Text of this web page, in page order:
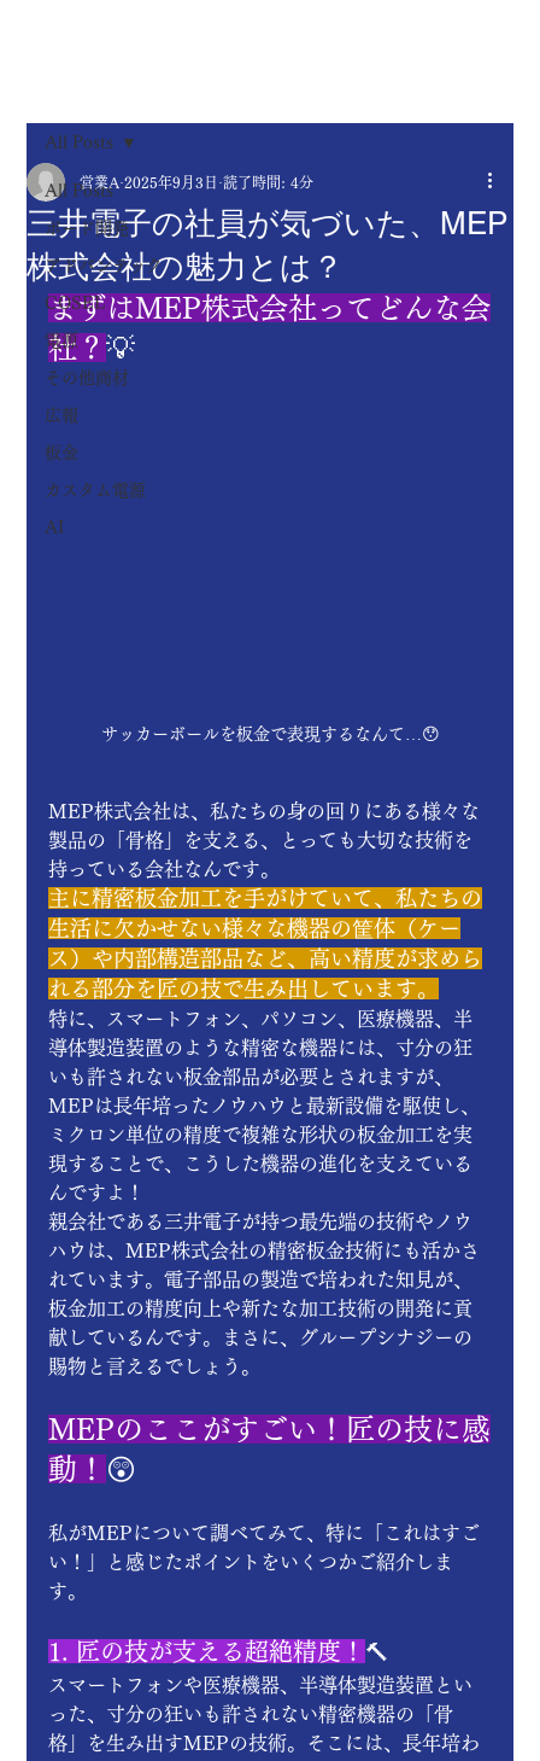
All Posts
ボード開発
アドバンテック
COSEL
電源
その他商材
広報
板金
カスタム電源
AI
All Posts
三井電子の社員が気づいた、MEP
株式会社の魅力とは？
営業A 2025年9月3日 読了時間: 4分
まずはMEP株式会社ってどんな会
社？💡
サッカーボールを板金で表現するなんて…😯
MEP株式会社は、私たちの身の回りにある様々な
製品の「骨格」を支える、とっても大切な技術を
持っている会社なんです。
主に精密板金加工を手がけていて、私たちの
生活に欠かせない様々な機器の筐体（ケー
ス）や内部構造部品など、高い精度が求めら
れる部分を匠の技で生み出しています。
特に、スマートフォン、パソコン、医療機器、半
導体製造装置のような精密な機器には、寸分の狂
いも許されない板金部品が必要とされますが、
MEPは長年培ったノウハウと最新設備を駆使し、
ミクロン単位の精度で複雑な形状の板金加工を実
現することで、こうした機器の進化を支えている
んですよ！
親会社である三井電子が持つ最先端の技術やノウ
ハウは、MEP株式会社の精密板金技術にも活かさ
れています。電子部品の製造で培われた知見が、
板金加工の精度向上や新たな加工技術の開発に貢
献しているんです。まさに、グループシナジーの
賜物と言えるでしょう。
MEPのここがすごい！匠の技に感
動！ 😲
私がMEPについて調べてみて、特に「これはすご
い！」と感じたポイントをいくつかご紹介しま
す。
1. 匠の技が支える超絶精度！ 🔨
スマートフォンや医療機器、半導体製造装置とい
った、寸分の狂いも許されない精密機器の「骨
格」を生み出すMEPの技術。そこには、長年培わ